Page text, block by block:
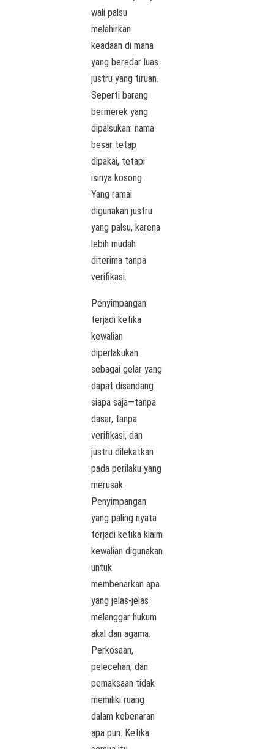
wali palsu
melahirkan
keadaan di mana
yang beredar luas
justru yang tiruan.
Seperti barang
bermerek yang
dipalsukan: nama
besar tetap
dipakai, tetapi
isinya kosong.
Yang ramai
digunakan justru
yang palsu, karena
lebih mudah
diterima tanpa
verifikasi.
Penyimpangan
terjadi ketika
kewalian
diperlakukan
sebagai gelar yang
dapat disandang
siapa saja—tanpa
dasar, tanpa
verifikasi, dan
justru dilekatkan
pada perilaku yang
merusak.
Penyimpangan
yang paling nyata
terjadi ketika klaim
kewalian digunakan
untuk
membenarkan apa
yang jelas-jelas
melanggar hukum
akal dan agama.
Perkosaan,
pelecehan, dan
pemaksaan tidak
memiliki ruang
dalam kebenaran
apa pun. Ketika